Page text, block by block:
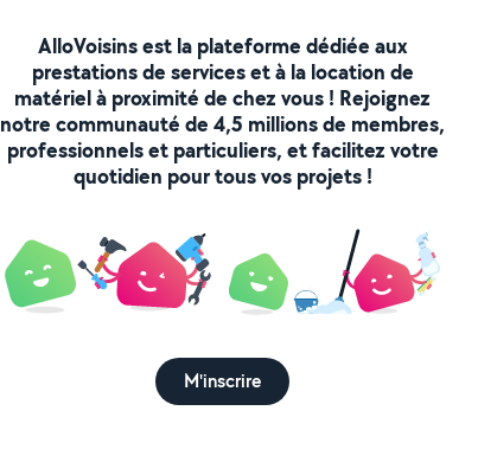
AlloVoisins est la plateforme dédiée aux
prestations de services et à la location de
matériel à proximité de chez vous ! Rejoignez
notre communauté de 4,5 millions de membres,
professionnels et particuliers, et facilitez votre
quotidien pour tous vos projets !
M'inscrire